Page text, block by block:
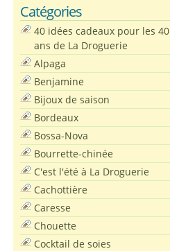
Catégories
40 idées cadeaux pour les 40
ans de La Droguerie
Alpaga
Benjamine
Bijoux de saison
Bordeaux
Bossa-Nova
Bourrette-chinée
C'est l'été à La Droguerie
Cachottière
Caresse
Chouette
Cocktail de soies